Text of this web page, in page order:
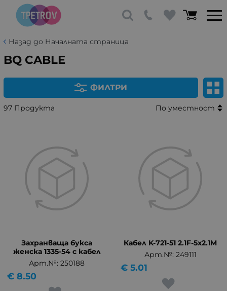
Назад до Началната страница
BQ CABLE
ФИЛТРИ
97 Продукта По уместност
Захранваща букса
женска 1335-54 с кабел
Арт.№: 250188
8.50
€
Кабел K-721-51 2.1F-5x2.1M
Арт.№: 249111
5.01
€